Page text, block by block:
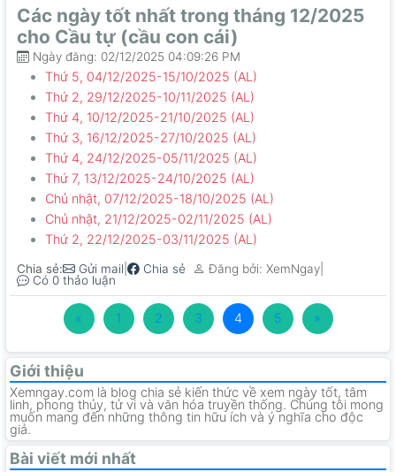
Các ngày tốt nhất trong tháng 12/2025
cho Cầu tự (cầu con cái)
Ngày đăng: 02/12/2025 04:09:26 PM
Thứ 5, 04/12/2025-15/10/2025 (AL)
Thứ 2, 29/12/2025-10/11/2025 (AL)
Thứ 4, 10/12/2025-21/10/2025 (AL)
Thứ 3, 16/12/2025-27/10/2025 (AL)
Thứ 4, 24/12/2025-05/11/2025 (AL)
Thứ 7, 13/12/2025-24/10/2025 (AL)
Chủ nhật, 07/12/2025-18/10/2025 (AL)
Chủ nhật, 21/12/2025-02/11/2025 (AL)
Thứ 2, 22/12/2025-03/11/2025 (AL)
Chia sẻ: Gửi mail Chia sẻ Đăng bởi: XemNgay|
Có 0 thảo luận
« 1 2 3 4 5 »
Giới thiệu
Xemngay.com là blog chia sẻ kiến thức về xem ngày tốt, tâm
linh, phong thủy, tử vi và văn hóa truyền thống. Chúng tôi mong
muốn mang đến những thông tin hữu ích và ý nghĩa cho độc
giả.
Bài viết mới nhất